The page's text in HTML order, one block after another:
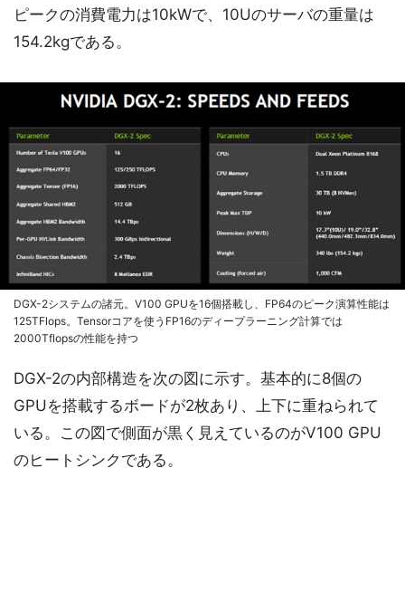
ピークの消費電力は10kWで、10Uのサーバの重量は
154.2kgである。
DGX-2システムの諸元。V100 GPUを16個搭載し、FP64のピーク演算性能は
125TFlops。Tensorコアを使うFP16のディープラーニング計算では
2000Tflopsの性能を持つ
DGX-2の内部構造を次の図に示す。基本的に8個の
GPUを搭載するボードが2枚あり、上下に重ねられて
いる。この図で側面が黒く見えているのがV100 GPU
のヒートシンクである。